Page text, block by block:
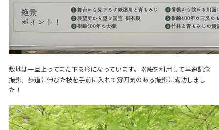
敷地は一旦上ってまた下る形になっています。階段を利用して早速記念
撮影。歩道に伸びた枝を手前に入れて雰囲気のある撮影に成功しまし
た！